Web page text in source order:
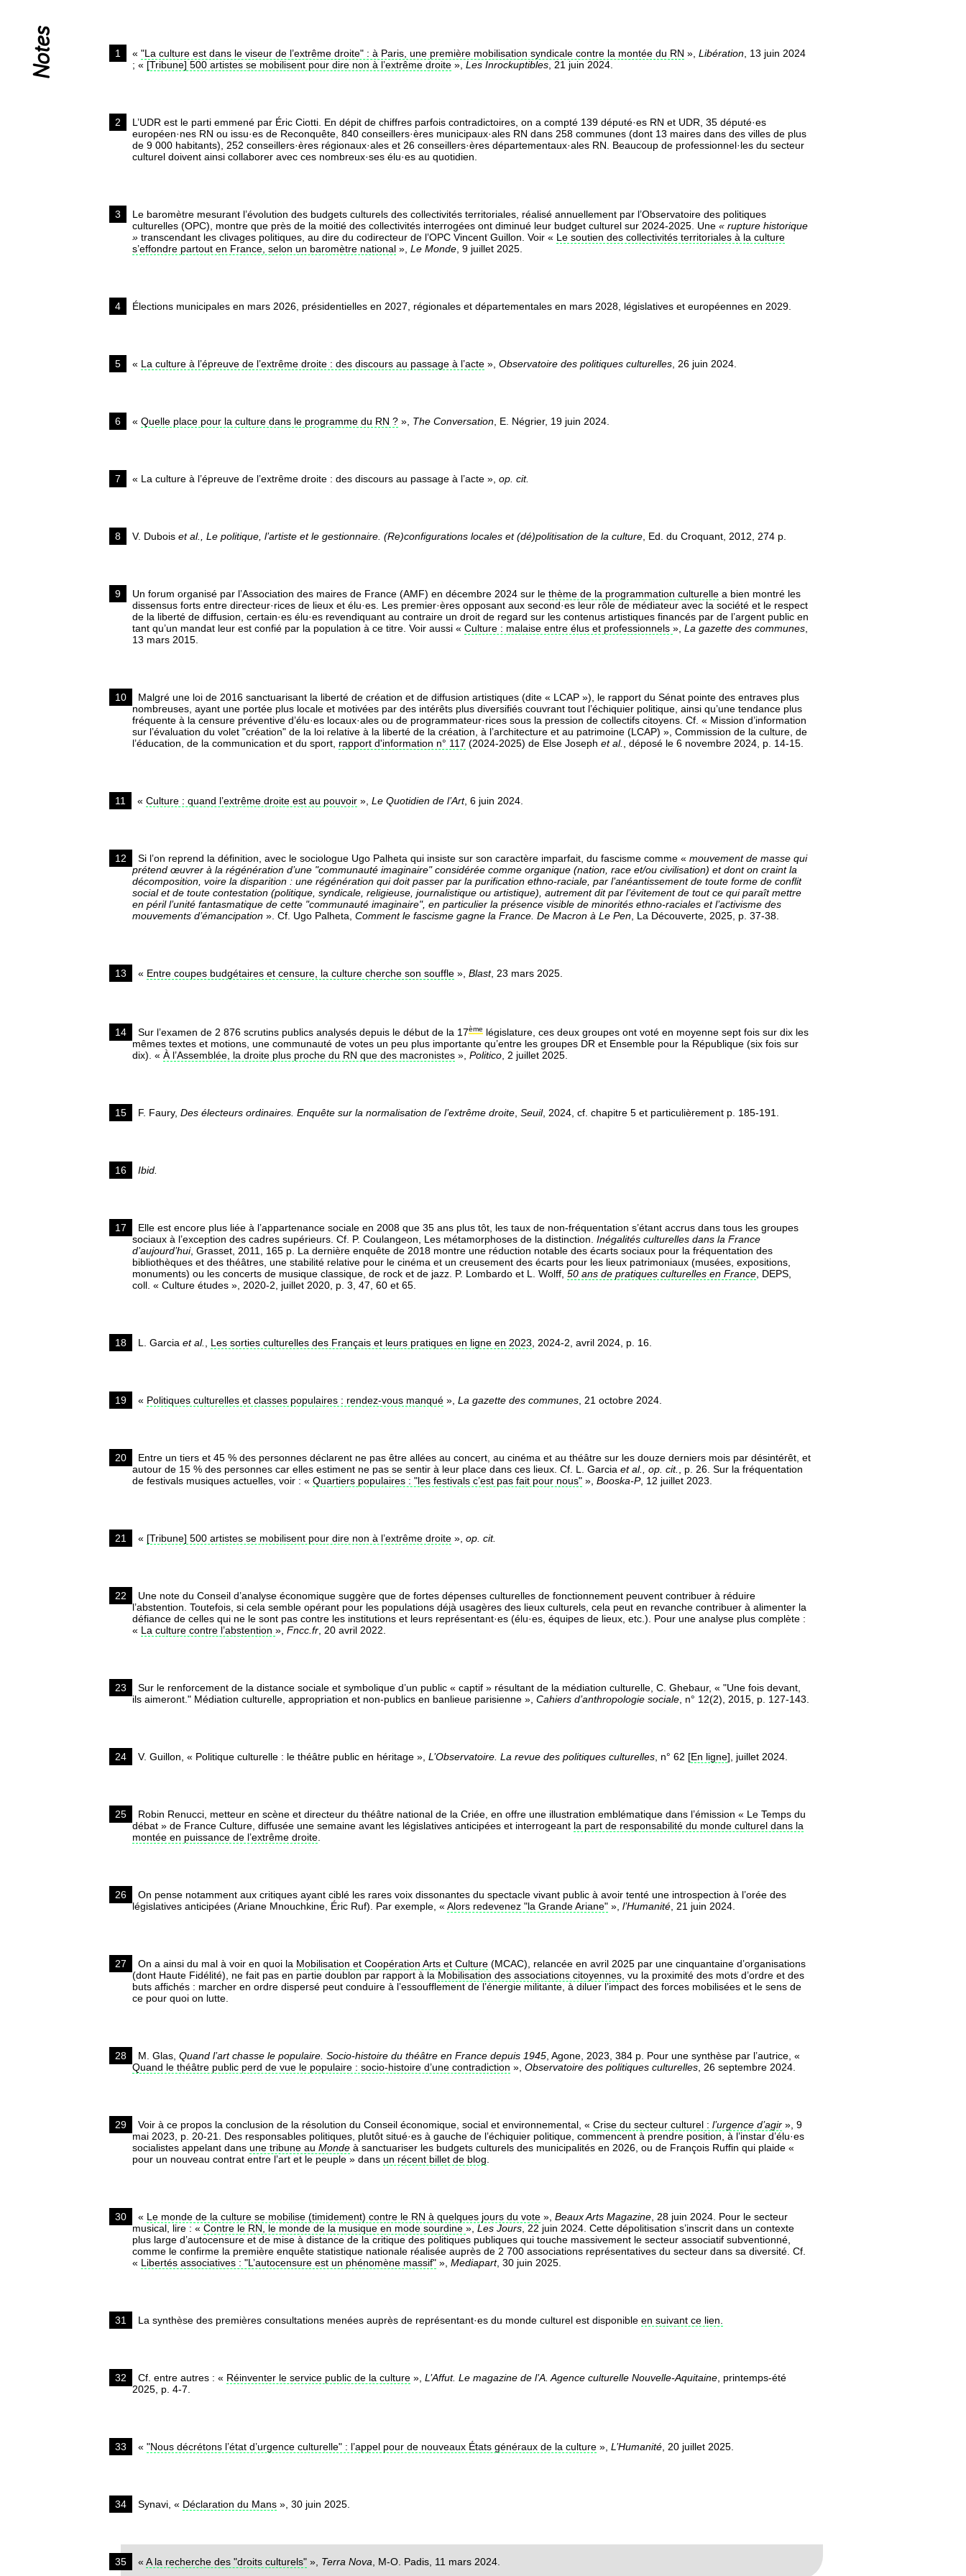
Notes 1 « "La culture est dans le viseur de l’extrême droite" : à Paris, une première mobilisation syndicale contre la montée du RN », Libération, 13 juin 2024
; « [Tribune] 500 artistes se mobilisent pour dire non à l’extrême droite», Les Inrockuptibles, 21 juin 2024.
2
L’UDR est le parti emmené par Éric Ciotti. En dépit de chiffres parfois contradictoires, on a compté 139 député·es RN et UDR, 35 député·es
européen·nes RN ou issu·es de Reconquête, 840 conseillers·ères municipaux·ales RN dans 258 communes (dont 13 maires dans des villes de plus
de 9 000 habitants), 252 conseillers·ères régionaux·ales et 26 conseillers·ères départementaux·ales RN. Beaucoup de professionnel·les du secteur
culturel doivent ainsi collaborer avec ces nombreux·ses élu·es au quotidien.
3
Le baromètre mesurant l’évolution des budgets culturels des collectivités territoriales, réalisé annuellement par l’Observatoire des politiques
culturelles (OPC), montre que près de la moitié des collectivités interrogées ont diminué leur budget culturel sur 2024-2025. Une « rupture historique
» transcendant les clivages politiques, au dire du codirecteur de l’OPC Vincent Guillon. Voir « Le soutien des collectivités territoriales à la culture
s’effondre partout en France, selon un baromètre national», Le Monde, 9 juillet 2025.
4 Élections municipales en mars 2026, présidentielles en 2027, régionales et départementales en mars 2028, législatives et européennes en 2029.
5 « La culture à l’épreuve de l’extrême droite : des discours au passage à l’acte», Observatoire des politiques culturelles, 26 juin 2024.
6 « Quelle place pour la culture dans le programme du RN ?», The Conversation, E. Négrier, 19 juin 2024.
7 « La culture à l’épreuve de l’extrême droite : des discours au passage à l’acte », op. cit.
8 V. Dubois et al., Le politique, l’artiste et le gestionnaire. (Re)configurations locales et (dé)politisation de la culture, Ed. du Croquant, 2012, 274 p.
9 Un forum organisé par l’Association des maires de France (AMF) en décembre 2024 sur le thème de la programmation culturellea bien montré les
dissensus forts entre directeur·rices de lieux et élu·es. Les premier·ères opposant aux second·es leur rôle de médiateur avec la société et le respect
de la liberté de diffusion, certain·es élu·es revendiquant au contraire un droit de regard sur les contenus artistiques financés par de l’argent public en
tant qu’un mandat leur est confié par la population à ce titre. Voir aussi « Culture : malaise entre élus et professionnels », La gazette des communes,
13 mars 2015.
10
Malgré une loi de 2016 sanctuarisant la liberté de création et de diffusion artistiques (dite « LCAP »), le rapport du Sénat pointe des entraves plus
nombreuses, ayant une portée plus locale et motivées par des intérêts plus diversifiés couvrant tout l’échiquier politique, ainsi qu’une tendance plus
fréquente à la censure préventive d’élu·es locaux·ales ou de programmateur·rices sous la pression de collectifs citoyens. Cf. « Mission d’information
sur l’évaluation du volet "création" de la loi relative à la liberté de la création, à l’architecture et au patrimoine (LCAP) », Commission de la culture, de
l’éducation, de la communication et du sport, rapport d'information n° 117 (2024-2025) de Else Joseph et al., déposé le 6 novembre 2024, p. 14-15.
11 « Culture : quand l’extrême droite est au pouvoir», Le Quotidien de l’Art, 6 juin 2024.
12 Si l’on reprend la définition, avec le sociologue Ugo Palheta qui insiste sur son caractère imparfait, du fascisme comme « mouvement de masse qui
prétend œuvrer à la régénération d’une "communauté imaginaire" considérée comme organique (nation, race et/ou civilisation) et dont on craint la
décomposition, voire la disparition : une régénération qui doit passer par la purification ethno-raciale, par l’anéantissement de toute forme de conflit
social et de toute contestation (politique, syndicale, religieuse, journalistique ou artistique), autrement dit par l’évitement de tout ce qui paraît mettre
en péril l’unité fantasmatique de cette "communauté imaginaire", en particulier la présence visible de minorités ethno-raciales et l’activisme des
mouvements d’émancipation ». Cf. Ugo Palheta, Comment le fascisme gagne la France. De Macron à Le Pen, La Découverte, 2025, p. 37-38.
13 « Entre coupes budgétaires et censure, la culture cherche son souffle», Blast, 23 mars 2025.
14 Sur l’examen de 2 876 scrutins publics analysés depuis le début de la 17èmelégislature, ces deux groupes ont voté en moyenne sept fois sur dix les
mêmes textes et motions, une communauté de votes un peu plus importante qu’entre les groupes DR et Ensemble pour la République (six fois sur
dix). « À l’Assemblée, la droite plus proche du RN que des macronistes», Politico, 2 juillet 2025.
15 F. Faury, Des électeurs ordinaires. Enquête sur la normalisation de l’extrême droite, Seuil, 2024, cf. chapitre 5 et particulièrement p. 185-191.
16 Ibid.
17
Elle est encore plus liée à l’appartenance sociale en 2008 que 35 ans plus tôt, les taux de non-fréquentation s’étant accrus dans tous les groupes
sociaux à l’exception des cadres supérieurs. Cf. P. Coulangeon, Les métamorphoses de la distinction. Inégalités culturelles dans la France
d’aujourd’hui, Grasset, 2011, 165 p. La dernière enquête de 2018 montre une réduction notable des écarts sociaux pour la fréquentation des
bibliothèques et des théâtres, une stabilité relative pour le cinéma et un creusement des écarts pour les lieux patrimoniaux (musées, expositions,
monuments) ou les concerts de musique classique, de rock et de jazz. P. Lombardo et L. Wolff, 50 ans de pratiques culturelles en France, DEPS,
coll. « Culture études », 2020-2, juillet 2020, p. 3, 47, 60 et 65.
18 L. Garcia et al. Les sorties culturelles des Français et leurs pratiques en ligne en 2023 , 2024-2, avril 2024, p. 16.
19 « Politiques culturelles et classes populaires : rendez-vous manqué», La gazette des communes, 21 octobre 2024.
20
Entre un tiers et 45 % des personnes déclarent ne pas être allées au concert, au cinéma et au théâtre sur les douze derniers mois par désintérêt, et
autour de 15 % des personnes car elles estiment ne pas se sentir à leur place dans ces lieux. Cf. L. Garcia et al., op. cit.
, p. 26. Sur la fréquentation
de festivals musiques actuelles, voir : « Quartiers populaires : "les festivals c’est pas fait pour nous"», Booska-P, 12 juillet 2023.
21 « [Tribune] 500 artistes se mobilisent pour dire non à l’extrême droite», op. cit.
22
Une note du Conseil d’analyse économique suggère que de fortes dépenses culturelles de fonctionnement peuvent contribuer à réduire
l’abstention. Toutefois, si cela semble opérant pour les populations déjà usagères des lieux culturels, cela peut en revanche contribuer à alimenter la
défiance de celles qui ne le sont pas contre les institutions et leurs représentant·es (élu·es, équipes de lieux, etc.). Pour une analyse plus complète :
« La culture contre l’abstention », Fncc.fr, 20 avril 2022.
23
Sur le renforcement de la distance sociale et symbolique d’un public « captif » résultant de la médiation culturelle, C. Ghebaur, « "Une fois devant,
ils aimeront." Médiation culturelle, appropriation et non-publics en banlieue parisienne », Cahiers d’anthropologie sociale, n° 12(2), 2015, p. 127-143.
24 V. Guillon, « Politique culturelle : le théâtre public en héritage », L’Observatoire. La revue des politiques culturelles, n° 62 [En ligne], juillet 2024.
25
Robin Renucci, metteur en scène et directeur du théâtre national de la Criée, en offre une illustration emblématique dans l’émission « Le Temps du
débat » de France Culture, diffusée une semaine avant les législatives anticipées et interrogeant la part de responsabilité du monde culturel dans la
montée en puissance de l’extrême droite.
26
On pense notamment aux critiques ayant ciblé les rares voix dissonantes du spectacle vivant public à avoir tenté une introspection à l’orée des
législatives anticipées (Ariane Mnouchkine, Éric Ruf). Par exemple, « Alors redevenez "la Grande Ariane"», l’Humanité, 21 juin 2024.
27 On a ainsi du mal à voir en quoi la Mobilisation et Coopération Arts et Culture(MCAC), relancée en avril 2025 par une cinquantaine d’organisations
(dont Haute Fidélité), ne fait pas en partie doublon par rapport à la Mobilisation des associations citoyennes, vu la proximité des mots d’ordre et des
buts affichés : marcher en ordre dispersé peut conduire à l’essoufflement de l’énergie militante, à diluer l’impact des forces mobilisées et le sens de
ce pour quoi on lutte.
28 M. Glas, Quand l’art chasse le populaire. Socio-histoire du théâtre en France depuis 1945, Agone, 2023, 384 p. Pour une synthèse par l’autrice, «
Quand le théâtre public perd de vue le populaire : socio-histoire d’une contradiction », Observatoire des politiques culturelles, 26 septembre 2024.
29 Voir à ce propos la conclusion de la résolution du Conseil économique, social et environnemental, « Crise du secteur culturel : l’urgence d’agir», 9
mai 2023, p. 20-21. Des responsables politiques, plutôt situé·es à gauche de l’échiquier politique, commencent à prendre position, à l’instar d’élu·es
socialistes appelant dans une tribune au Mondeà sanctuariser les budgets culturels des municipalités en 2026, ou de François Ruffin qui plaide «
pour un nouveau contrat entre l’art et le peuple » dans un récent billet de blog
30 « Le monde de la culture se mobilise (timidement) contre le RN à quelques jours du vote», Beaux Arts Magazine, 28 juin 2024. Pour le secteur
musical, lire : « Contre le RN, le monde de la musique en mode sourdine », Les Jours, 22 juin 2024. Cette dépolitisation s’inscrit dans un contexte
plus large d’autocensure et de mise à distance de la critique des politiques publiques qui touche massivement le secteur associatif subventionné,
comme le confirme la première enquête statistique nationale réalisée auprès de 2 700 associations représentatives du secteur dans sa diversité. Cf.
« Libertés associatives : "L’autocensure est un phénomène massif"», Mediapart, 30 juin 2025.
31 La synthèse des premières consultations menées auprès de représentant·es du monde culturel est disponible en suivant ce lien.
32 Cf. entre autres : « Réinventer le service public de la culture», L’Affut. Le magazine de l’A. Agence culturelle Nouvelle-Aquitaine, printemps-été
2025, p. 4-7.
33 « "Nous décrétons l’état d’urgence culturelle" : l’appel pour de nouveaux États généraux de la culture», L’Humanité, 20 juillet 2025.
34 Synavi, « Déclaration du Mans», 30 juin 2025.
35 « A la recherche des "droits culturels"», Terra Nova , M-O. Padis, 11 mars 2024.